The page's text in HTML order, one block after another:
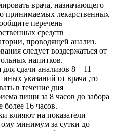
врача, назначающего
принимаемых лекарственных
перечень
средств
проводящей анализ.
следует воздержаться от
напитков.
сдачи анализов 8 – 11
иных указаний от врача ,то
в течение дня
пищи за 8 часов до забора
более 16 часов.
влияют на показатели
минимум за сутки до